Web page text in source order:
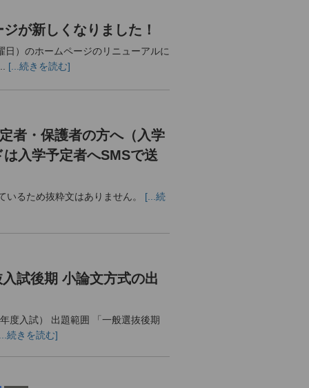
が新しくなりました！
）のホームページのリニューアルに
[...続きを読む]
者・保護者の方へ（入学
入学予定者へSMSで送
いるため抜粋文はありません。 [...続
試後期 小論文方式の出
度入試） 出題範囲 「一般選抜後期
続きを読む]